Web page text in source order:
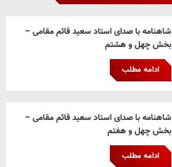
شاهنامه با صدای استاد سعید قائم‌ مقامی –
بخش چهل و هشتم
ادامه مطلب
شاهنامه با صدای استاد سعید قائم‌ مقامی –
بخش چهل و هفتم
ادامه مطلب